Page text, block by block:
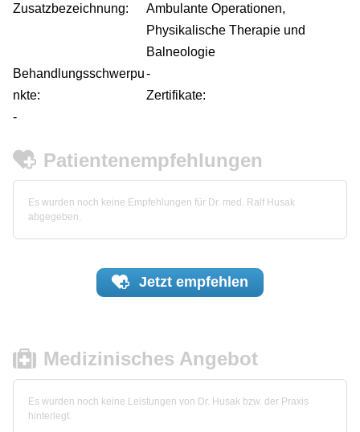
Zusatzbezeichnung:
Ambulante Operationen,
Physikalische Therapie und
Balneologie
Behandlungsschwerpu
nkte:
-
Zertifikate:
-
Patientenempfehlungen
Es wurden noch keine Empfehlungen für Dr. med. Ralf Husak
abgegeben.
Jetzt empfehlen
Medizinisches Angebot
Es wurden noch keine Leistungen von Dr. Husak bzw. der Praxis
hinterlegt.